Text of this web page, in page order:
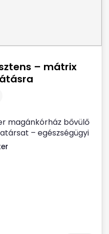
– mátrix
magánkórház bővülő
– egészségügyi